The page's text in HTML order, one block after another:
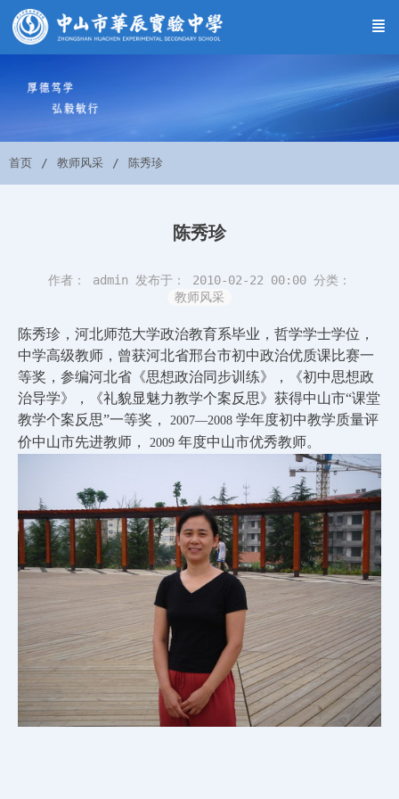
首页 教师风采 陈秀珍
陈秀珍
作者： admin 发布于： 2010-02-22 00:00 分类：
教师风采
陈秀珍，河北师范大学政治教育系毕业，哲学学士学位，
中学高级教师，曾获河北省邢台市初中政治优质课比赛一
等奖，参编河北省《思想政治同步训练》，《初中思想政
治导学》，《礼貌显魅力教学个案反思》获得中山市“课堂
教学个案反思”一等奖， 2007―2008 学年度初中教学质量评
价中山市先进教师， 2009 年度中山市优秀教师。